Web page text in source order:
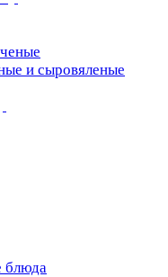
и сыровяленые
блюда